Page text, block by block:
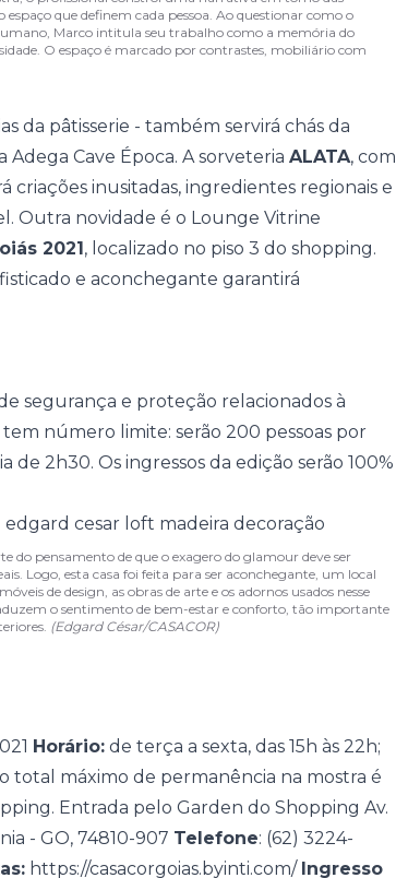
que definem cada pessoa. Ao questionar como o
Marco intitula seu trabalho como a memória do
O espaço é marcado por contrastes, mobiliário com
da pâtisserie - também servirá chás da
Cave Época. A sorveteria ALATA, com
criações inusitadas, ingredientes regionais e
Outra novidade é o Lounge Vitrine
2021, localizado no piso 3 do shopping.
e aconchegante garantirá
segurança e proteção relacionados à
tem número limite: serão 200 pessoas por
2h30. Os ingressos da edição serão 100%
do pensamento de que o exagero do glamour deve ser
Logo, esta casa foi feita para ser aconchegante, um local
de design, as obras de arte e os adornos usados nesse
o sentimento de bem-estar e conforto, tão importante
(Edgard César/CASACOR)
Horário: de terça a sexta, das 15h às 22h;
total máximo de permanência na mostra é
Entrada pelo Garden do Shopping Av.
- GO, 74810-907 Telefone: (62) 3224-
https://casacorgoias.byinti.com/ Ingresso